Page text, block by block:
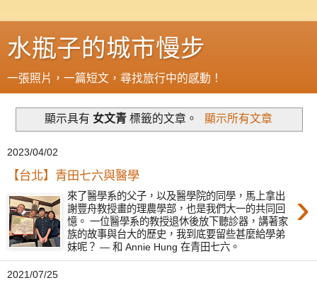
水瓶子的城市慢步
一張照片，一篇短文，尋找旅行中的感動！
顯示具有 女文青標籤的文章。 顯示所有文章
2023/04/02
【台北】青田七六與醫學
›
來了醫學系的父子，以及醫學院的同學，馬上拿出
謝豐舟教授畫的理農學部，也是我們大一的共同回
憶。 一位醫學系的教授退休後放下聽診器，講著家
族的故事與台大的歷史，我到底要留些甚麼給學弟
妹呢？ — 和 Annie Hung 在青田七六。
2021/07/25